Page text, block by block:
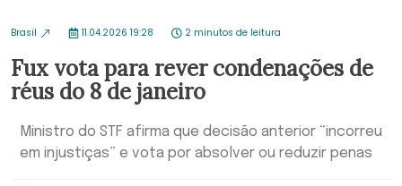
Brasil 11.04.2026 19:28 2 minutos de leitura
Fux vota para rever condenações de
réus do 8 de janeiro
Ministro do STF afirma que decisão anterior “incorreu
em injustiças” e vota por absolver ou reduzir penas